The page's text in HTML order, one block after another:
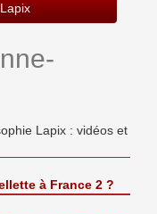
Lapix : vidéos et
à France 2 ?